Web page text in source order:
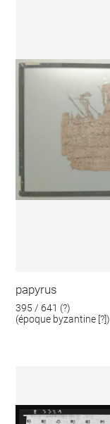
papyrus
395 / 641 (?)
(époque byzantine [?])